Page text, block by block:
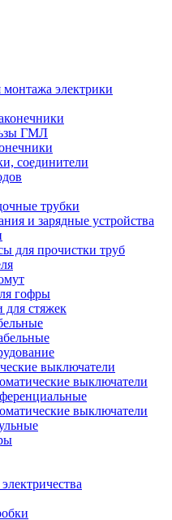
монтажа электрики
ГМЛ
соединители
трубки
и зарядные устройства
для прочистки труб
гофры
стяжек
выключатели
выключатели
выключатели